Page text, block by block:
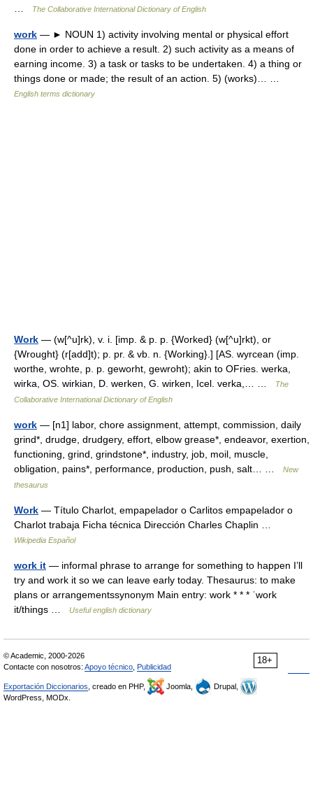
The Collaborative International Dictionary of English
work — ► NOUN 1) activity involving mental or physical effort
done in order to achieve a result. 2) such activity as a means of
earning income. 3) a task or tasks to be undertaken. 4) a thing or
things done or made; the result of an action. 5) (works)… …
English terms dictionary
Work — (w[^u]rk), v. i. [imp. & p. p. {Worked} (w[^u]rkt), or
{Wrought} (r[add]t); p. pr. & vb. n. {Working}.] [AS. wyrcean (imp.
worthe, wrohte, p. p. geworht, gewroht); akin to OFries. werka,
wirka, OS. wirkian, D. werken, G. wirken, Icel. verka,… …
The
Collaborative International Dictionary of English
work — [n1] labor, chore assignment, attempt, commission, daily
grind*, drudge, drudgery, effort, elbow grease*, endeavor, exertion,
functioning, grind, grindstone*, industry, job, moil, muscle,
obligation, pains*, performance, production, push, salt… …
New
thesaurus
Work — Título Charlot, empapelador o Carlitos empapelador o
Charlot trabaja Ficha técnica Dirección Charles Chaplin …
Wikipedia Español
work it — informal phrase to arrange for something to happen I’ll
try and work it so we can leave early today. Thesaurus: to make
plans or arrangementssynonym Main entry: work * * * ˈwork
it/things …
Useful english dictionary
18+
© Academic, 2000-2026
Contacte con nosotros: Apoyo técnico Publicidad
Exportación Diccionarios , creado en PHP, Joomla,
Drupal,
WordPress, MODx.